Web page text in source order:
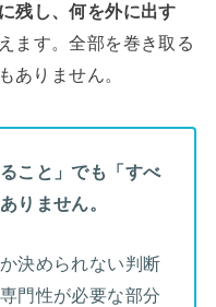
残し、何を外に出す
ます。全部を巻き取る
ありません。
こと」でも「すべ
りません。
決められない判断
門性が必要な部分